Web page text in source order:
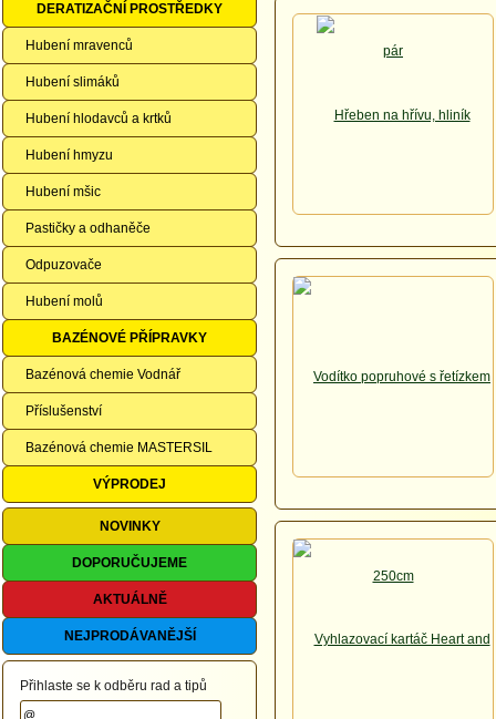
DERATIZAČNÍ PROSTŘEDKY
Hubení mravenců
Hubení slimáků
Hubení hlodavců a krtků
Hubení hmyzu
Hubení mšic
Pastičky a odhaněče
Odpuzovače
Hubení molů
BAZÉNOVÉ PŘÍPRAVKY
Bazénová chemie Vodnář
Příslušenství
Bazénová chemie MASTERSIL
VÝPRODEJ
NOVINKY
DOPORUČUJEME
AKTUÁLNĚ
NEJPRODÁVANĚJŠÍ
Přihlaste se k odběru rad a tipů